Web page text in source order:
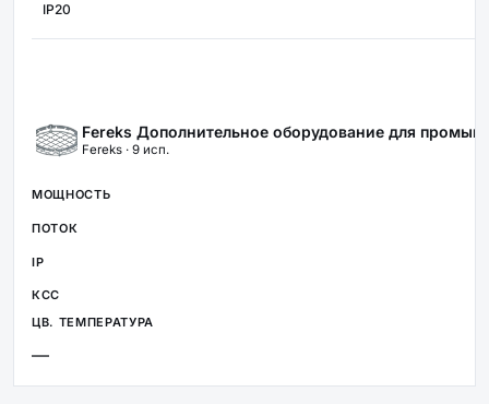
ЗАЩИТА
IP20
Fereks Дополнительное оборудование для
Fereks · 9 исп.
—